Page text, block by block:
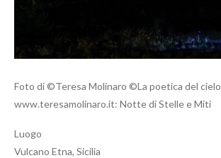
Foto di ©Teresa Molinaro ©La poetica del cielo
www.teresamolinaro.it: Notte di Stelle e Miti
Luogo
Vulcano Etna, Sicilia